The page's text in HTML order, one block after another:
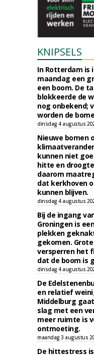
KNIPSELS
In Rotterdam is
maandag een
een boom. De
blokkeerde de
nog onbekend;
worden de
dinsdag 4 augustus
Nieuwe bomen
kunnen niet
hitte en
daarom
dat kerkhoven
kunnen blijven.
dinsdag 4 augustus
Bij de ingang
Groningen is
plekken
gekomen.
versperren het
dat de boom is
dinsdag 4 augustus
De
en relatief
Middelburg
slag met een
meer ruimte is
ontmoeting.
maandag 3 augustus
De hittestress